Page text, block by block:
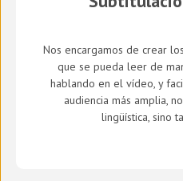
Nos encargamos de crear
que se pueda leer de
hablando en el vídeo, y
audiencia más amplia,
lingüística, sino